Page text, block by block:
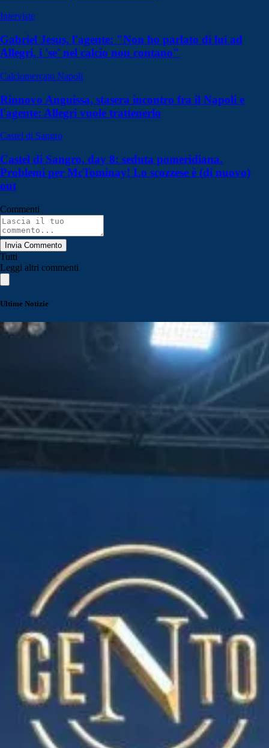
Interviste
Gabriel Jesus, l'agente: "Non ho parlato di lui ad
Allegri, i 'se' nel calcio non contano"
Calciomercato Napoli
Rinnovo Anguissa, stasera incontro fra il Napoli e
l'agente: Allegri vuole trattenerlo
Castel di Sangro
Castel di Sangro, day 8: seduta pomeridiana.
Problemi per McTominay! Lo scozzese è (di nuovo)
out
Commenti
Invia Commento
Tutti
Leggi altri commenti
Ultime Notizie